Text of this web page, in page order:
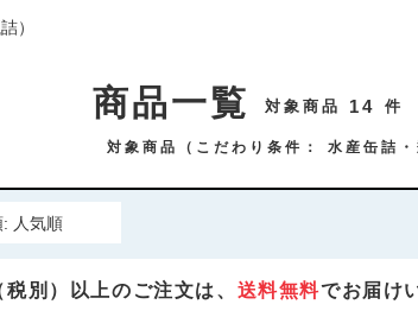
）
商品一覧 対象商品 14 件
対象商品（こだわり条件： 水産缶詰・
別）以上のご注文は、 送料無料でお届け